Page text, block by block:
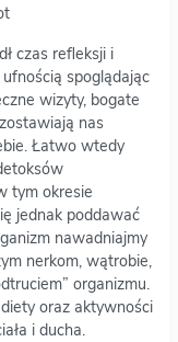
czas refleksji i
spoglądając
wizyty, bogate
nas
Łatwo wtedy
tym okresie
jednak poddawać
nawadniajmy
nerkom, wątrobie,
organizmu.
oraz aktywności
i ducha.